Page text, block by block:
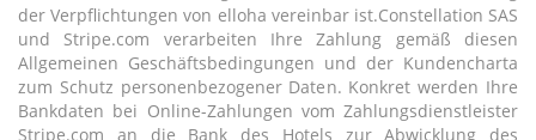
der Verpflichtungen von elloha vereinbar ist.Constellation SAS
und Stripe.com verarbeiten Ihre Zahlung gemäß diesen
Allgemeinen Geschäftsbedingungen und der Kundencharta
zum Schutz personenbezogener Daten. Konkret werden Ihre
Bankdaten bei Online-Zahlungen vom Zahlungsdienstleister
Stripe.com an die Bank des Hotels zur Abwicklung des